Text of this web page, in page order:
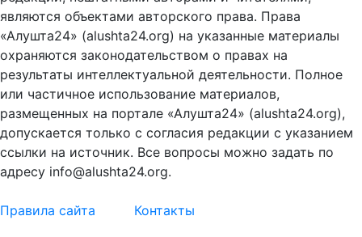
являются объектами авторского права. Права
«Алушта24» (alushta24.org) на указанные материалы
охраняются законодательством о правах на
результаты интеллектуальной деятельности. Полное
или частичное использование материалов,
размещенных на портале «Алушта24» (alushta24.org),
допускается только с согласия редакции с указанием
ссылки на источник. Все вопросы можно задать по
адресу info@alushta24.org.
Правила сайта
Контакты